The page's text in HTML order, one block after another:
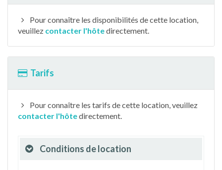
Pour connaître les disponibilités de cette location,
veuillez contacter l'hôtedirectement.
Tarifs
Pour connaître les tarifs de cette location, veuillez
contacter l'hôtedirectement.
Conditions de location